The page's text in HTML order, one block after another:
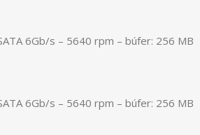
6Gb/s – 5640 rpm – búfer: 256 MB
6Gb/s – 5640 rpm – búfer: 256 MB